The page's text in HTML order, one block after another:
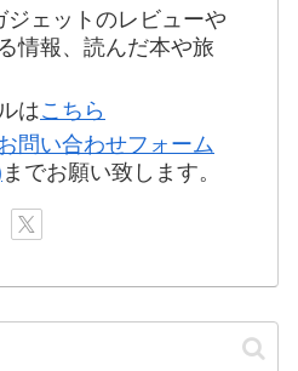
ェットのレビューや
情報、読んだ本や旅
はこちら
問い合わせフォーム
までお願い致します。